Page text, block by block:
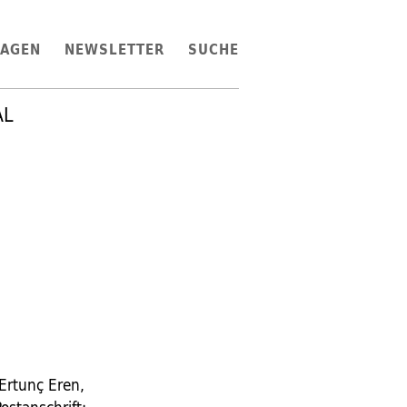
NEWSLETTER SUCHE
Eren,